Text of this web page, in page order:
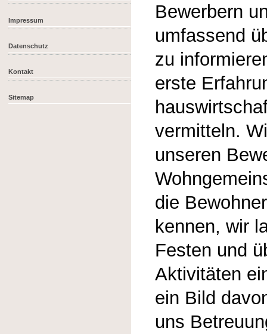
Impressum
Datenschutz
Kontakt
Sitemap
Bewerbern
umfassend
zu
erste
vermitteln.
unseren
die
kennen, wir
Festen und
Aktivitäten
ein Bild
uns